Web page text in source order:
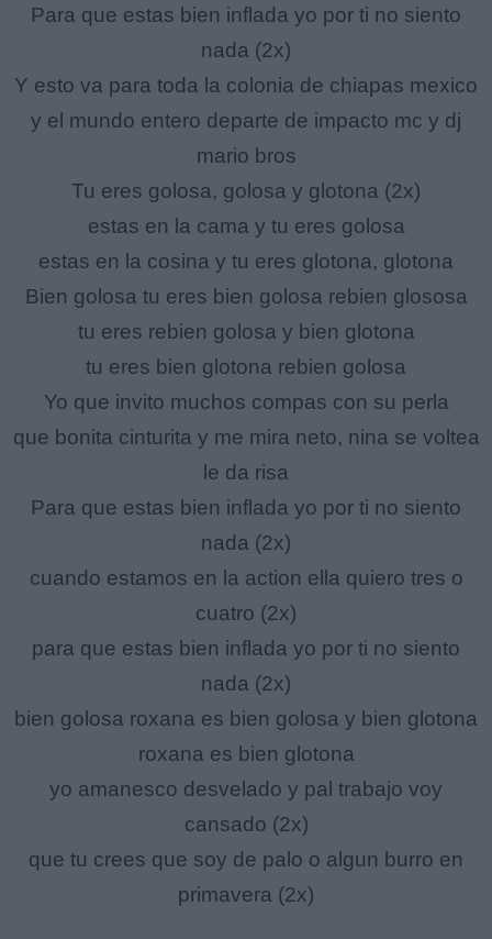
Para que estas bien inflada yo por ti no siento
nada (2x)
Y esto va para toda la colonia de chiapas mexico
y el mundo entero departe de impacto mc y dj
mario bros
Tu eres golosa, golosa y glotona (2x)
estas en la cama y tu eres golosa
estas en la cosina y tu eres glotona, glotona
Bien golosa tu eres bien golosa rebien glososa
tu eres rebien golosa y bien glotona
tu eres bien glotona rebien golosa
Yo que invito muchos compas con su perla
que bonita cinturita y me mira neto, nina se voltea
le da risa
Para que estas bien inflada yo por ti no siento
nada (2x)
cuando estamos en la action ella quiero tres o
cuatro (2x)
para que estas bien inflada yo por ti no siento
nada (2x)
bien golosa roxana es bien golosa y bien glotona
roxana es bien glotona
yo amanesco desvelado y pal trabajo voy
cansado (2x)
que tu crees que soy de palo o algun burro en
primavera (2x)